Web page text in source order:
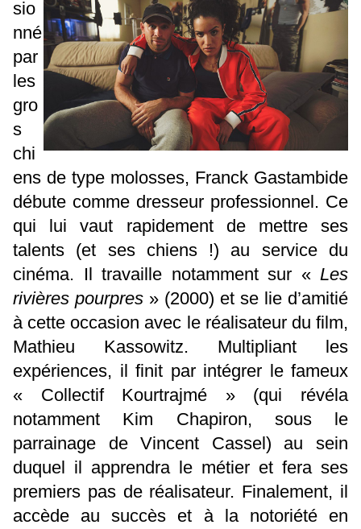
sio
nné
par
les
gro
s
chi
ens de type molosses, Franck Gastambide
débute comme dresseur professionnel. Ce
qui lui vaut rapidement de mettre ses
talents (et ses chiens !) au service du
cinéma. Il travaille notamment sur « Les
rivières pourpres » (2000) et se lie d’amitié
à cette occasion avec le réalisateur du film,
Mathieu Kassowitz. Multipliant les
expériences, il finit par intégrer le fameux
« Collectif Kourtrajmé » (qui révéla
notamment Kim Chapiron, sous le
parrainage de Vincent Cassel) au sein
duquel il apprendra le métier et fera ses
premiers pas de réalisateur. Finalement, il
accède au succès et à la notoriété en